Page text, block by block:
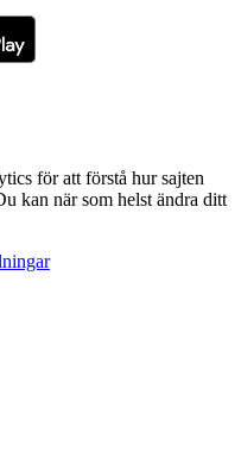
för att förstå hur sajten
kan när som helst ändra ditt